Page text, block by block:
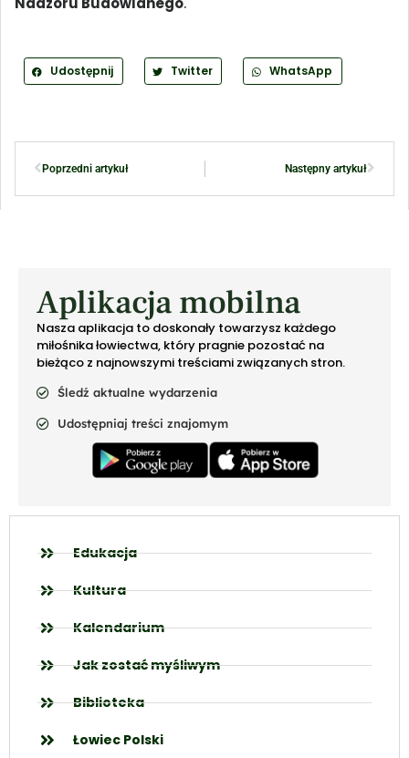
Udostępnij Twitter WhatsApp
Poprzedni artykuł Następny artykuł
Aplikacja mobilna
Nasza aplikacja to doskonały towarzysz każdego
miłośnika łowiectwa, który pragnie pozostać na
bieżąco z najnowszymi treściami związanych stron.
Śledź aktualne wydarzenia
Udostępniaj treści znajomym
Edukacja
Kultura
Kalendarium
Jak zostać myśliwym
Biblioteka
Łowiec Polski